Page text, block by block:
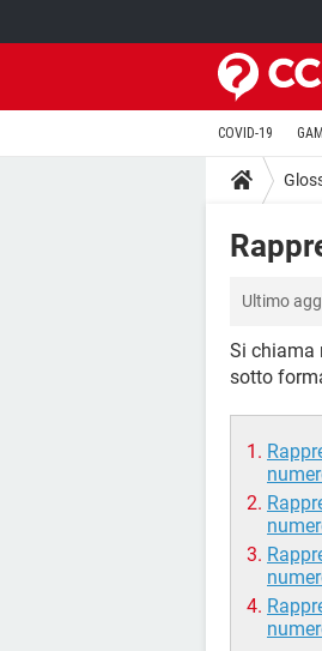
COVID-19
Ultimo
Si chiama
sotto